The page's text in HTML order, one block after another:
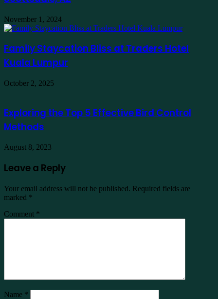
November 1, 2024
Family Staycation Bliss at Traders Hotel
Kuala Lumpur
October 2, 2025
Exploring the Top 5 Effective Bird Control
Methods
August 8, 2023
Leave a Reply
Your email address will not be published. Required fields are
marked *
Comment *
Name *